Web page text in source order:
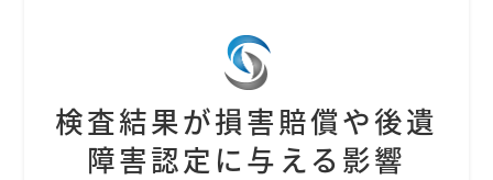
検査結果が損害賠償や後遺
障害認定に与える影響